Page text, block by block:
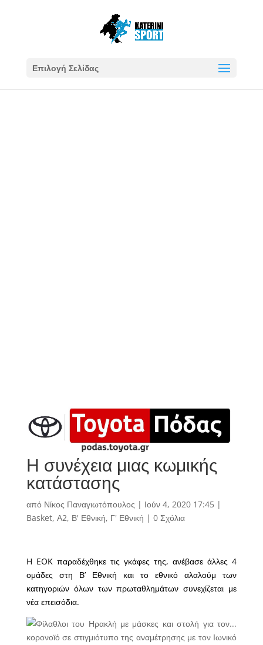
Επιλογή Σελίδας
Η συνέχεια μιας κωμικής
κατάστασης
από Νίκος Παναγιωτόπουλος | Ιούν 4, 2020 17:45|
Basket, Α2, Β' Εθνική, Γ' Εθνική | 0 Σχόλια
H EOK παραδέχθηκε τις γκάφες της, ανέβασε άλλες 4
ομάδες στη Β’ Εθνική και το εθνικό αλαλούμ των
κατηγοριών όλων των πρωταθλημάτων συνεχίζεται με
νέα επεισόδια.